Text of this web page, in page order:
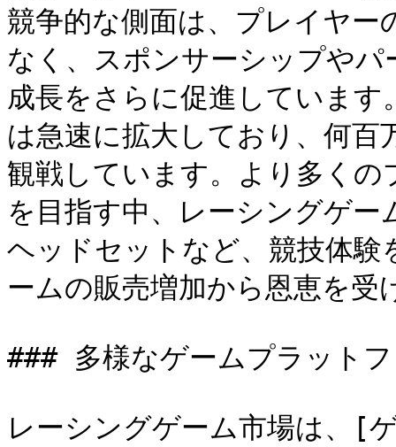
競争的な側面は、プレイヤ
なく、スポンサーシップや
成長をさらに促進していま
は急速に拡大しており、何
観戦しています。より多く
を目指す中、レーシングゲー
ヘッドセットなど、競技体
ームの販売増加から恩恵を受
### 多様なゲームプラット
レーシングゲーム市場は、[